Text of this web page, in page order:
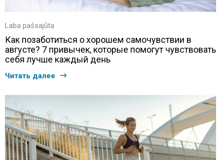
Laba pašsajūta
Как позаботиться о хорошем самочувствии в
августе? 7 привычек, которые помогут чувствовать
себя лучше каждый день
Читать далее